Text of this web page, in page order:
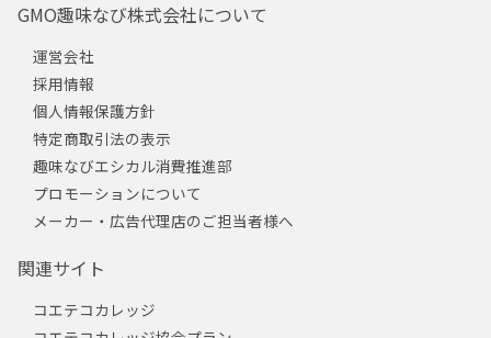
GMO趣味なび株式会社について
運営会社
採用情報
個人情報保護方針
特定商取引法の表示
趣味なびエシカル消費推進部
プロモーションについて
メーカー・広告代理店のご担当者様へ
関連サイト
コエテコカレッジ